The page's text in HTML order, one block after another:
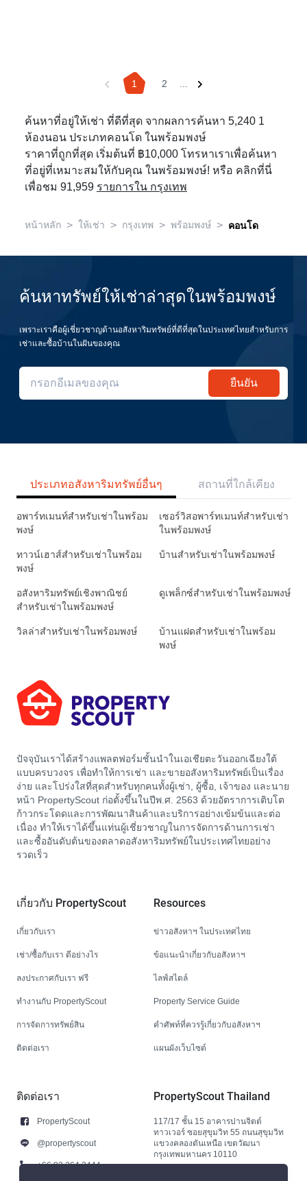
1 2 ...
ค้นหาที่อยู่ให้เช่า ที่ดีที่สุด จากผลการค้นหา 5,240 1
ห้องนอน ประเภทคอนโด ในพร้อมพงษ์
ราคาที่ถูกที่สุด เริ่มต้นที่ ฿10,000 โทรหาเราเพื่อค้นหา
ที่อยู่ที่เหมาะสมให้กับคุณ ในพร้อมพงษ์! หรือ คลิกที่นี่
เพื่อชม 91,959 รายการใน กรุงเทพ
หน้าหลัก > ให้เช่า > กรุงเทพ > พร้อมพงษ์ > คอนโด
ค้นหาทรัพย์ให้เช่าล่าสุดในพร้อมพงษ์
เพราะเราคือผู้เชี่ยวชาญด้านอสังหาริมทรัพย์ที่ดีที่สุดในประเทศไทยสำหรับการ
เช่าและซื้อบ้านในฝันของคุณ
ยืนยัน
ประเภทอสังหาริมทรัพย์อื่นๆ สถานที่ใกล้เคียง
อพาร์ทเมนท์สำหรับเช่าในพร้อม
พงษ์
เซอร์วิสอพาร์ทเมนท์สำหรับเช่า
ในพร้อมพงษ์
ทาวน์เฮาส์สำหรับเช่าในพร้อม
พงษ์
บ้านสำหรับเช่าในพร้อมพงษ์
อสังหาริมทรัพย์เชิงพาณิชย์
สำหรับเช่าในพร้อมพงษ์
ดูเพล็กซ์สำหรับเช่าในพร้อมพงษ์
วิลล่าสำหรับเช่าในพร้อมพงษ์
บ้านแฝดสำหรับเช่าในพร้อม
พงษ์
ปัจจุบันเราได้สร้างแพลตฟอร์มชั้นนำในเอเชียตะวันออกเฉียงใต้
แบบครบวงจร เพื่อทำให้การเช่า และขายอสังหาริมทรัพย์เป็นเรื่อง
ง่าย และโปร่งใสที่สุดสำหรับทุกคนทั้งผู้เช่า, ผู้ซื้อ, เจ้าของ และนาย
หน้า PropertyScout ก่อตั้งขึ้นในปีพ.ศ. 2563 ด้วยอัตราการเติบโต
ก้าวกระโดดและการพัฒนาสินค้าและบริการอย่างเข้มข้นและต่อ
เนื่อง ทำให้เราได้ขึ้นแท่นผู้เชี่ยวชาญในการจัดการด้านการเช่า
และซื้ออันดับต้นของตลาดอสังหาริมทรัพย์ในประเทศไทยอย่าง
รวดเร็ว
เกี่ยวกับ PropertyScout
เกี่ยวกับเรา
เช่า/ซื้อกับเรา ดีอย่างไร
ลงประกาศกับเรา ฟรี
ทำงานกับ PropertyScout
การจัดการทรัพย์สิน
ติดต่อเรา
Resources
ข่าวอสังหาฯ ในประเทศไทย
ข้อแนะนำเกี่ยวกับอสังหาฯ
ไลฟ์สไตล์
Property Service Guide
คำศัพท์ที่ควรรู้เกี่ยวกับอสังหาฯ
แผนผังเว็บไซต์
ติดต่อเรา
PropertyScout
@propertyscout
+66 92 264 3444
PropertyScout Thailand
117/17 ชั้น 15 อาคารปานจิตต์
ทาวเวอร์ ซอยสุขุมวิท 55 ถนนสุขุมวิท
แขวงคลองตันเหนือ เขตวัฒนา
กรุงเทพมหานคร 10110